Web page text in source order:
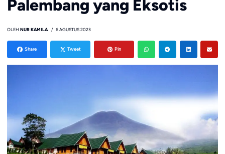
Palembang yang Eksotis
OLEH NUR KAMILA 6 AGUSTUS 2023
Share Tweet Pin